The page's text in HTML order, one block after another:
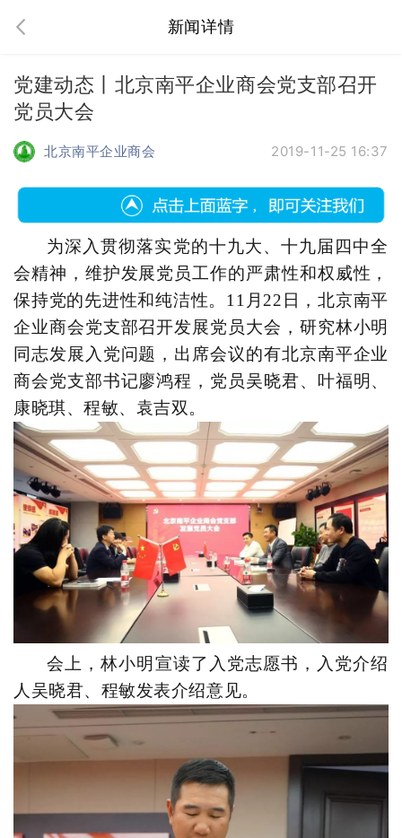
新闻详情
党建动态丨北京南平企业商会党支部召开
党员大会
北京南平企业商会 2019-11-25 16:37
为深入贯彻落实党的十九大、十九届四中全
会精神，维护发展党员工作的严肃性和权威性，
保持党的先进性和纯洁性。1 1 月 22日，北京南平
企业商会党支部召开发展党员大会，研究林小明
同志发展入党问题，出席会议的有北京南平企业
商会党支部书记廖鸿程 ，党员吴晓君、叶福明、
康晓琪、程敏、袁吉双。
会上，林小明 宣读了入党志愿书，入党介绍
人吴晓君、 程敏发表介绍意见。